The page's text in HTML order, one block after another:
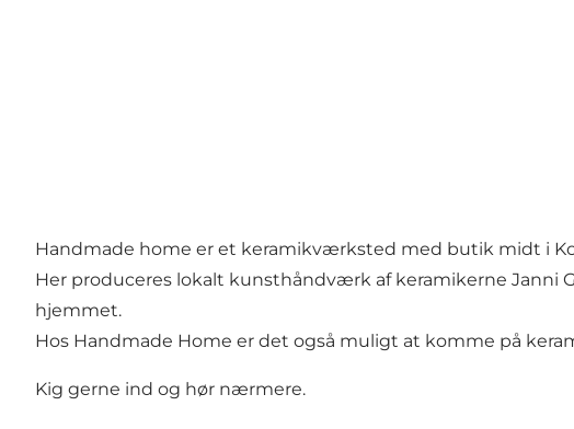
Handmade home er et keramikværksted med butik midt i
Her produceres lokalt kunsthåndværk af keramikerne Janni
hjemmet.
Hos Handmade Home er det også muligt at komme på
Kig gerne ind og hør nærmere.